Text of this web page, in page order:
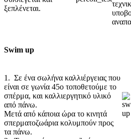
ξεπλένεται.
Swim up
1. Σε ένα σωλήνα καλλιέργειας που
είναι σε γωνία 45o τοποθετούμε το
σπέρμα, και καλλιεργητικό υλικό
από πάνω.
Μετά από κάποια ώρα το κινητά
σπερματοζωάρια κολυμπούν προς
τα πάνω.